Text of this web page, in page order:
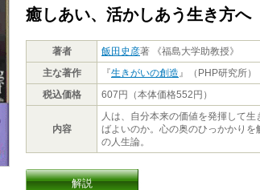
癒しあい、活かしあう生き方へ
著者 飯田史彦著 《福島大学助教授》
主な著作
『生きがいの創造 』（PHP研究所）
税込価格
607円（本体価格552円）
内容
人は、自分本来の価値を発揮して
ばよいのか。心の奥のひっかかり
の人生論。
解説